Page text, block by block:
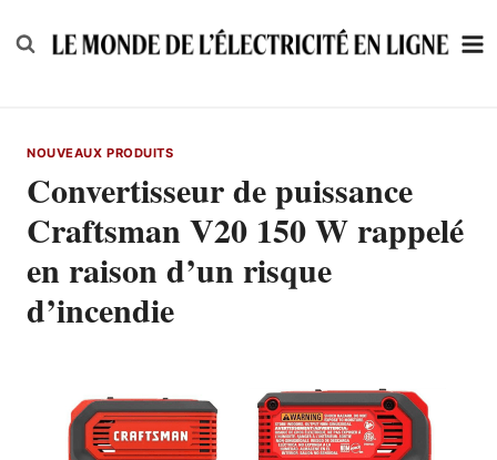
to
NOUVEAUX PRODUITS
Convertisseur de puissance
Craftsman V20 150 W rappelé
en raison d’un risque
d’incendie